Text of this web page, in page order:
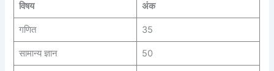
विषय अंक
गणित 35
सामान्य ज्ञान 50